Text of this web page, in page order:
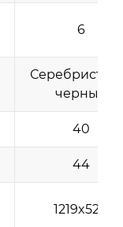
6
Серебристый
черный
40
44
1219x520